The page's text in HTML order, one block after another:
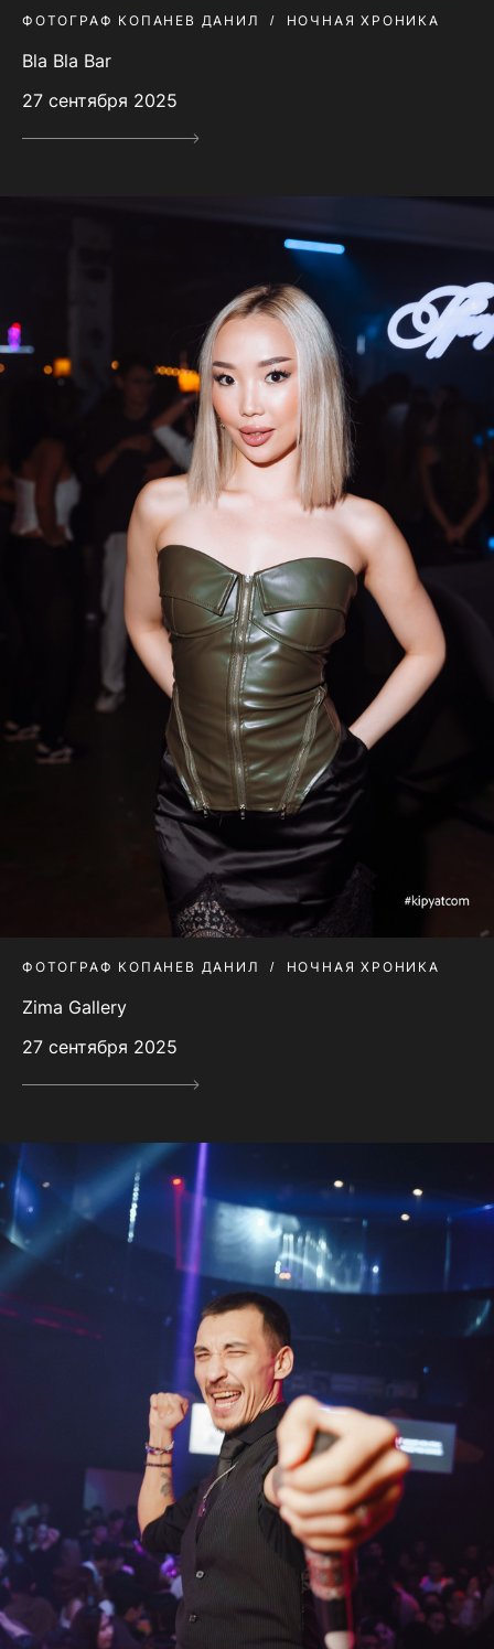
ФОТОГРАФ КОПАНЕВ ДАНИЛ НОЧНАЯ ХРОНИКА
Bla Bla Bar
27 сентября 2025
ФОТОГРАФ КОПАНЕВ ДАНИЛ НОЧНАЯ ХРОНИКА
Zima Gallery
27 сентября 2025